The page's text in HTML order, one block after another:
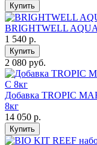
Купить
BRIGHTWELL
1 540 р.
Купить
2 080 руб.
Добавка TROPIC
8кг
14 050 р.
Купить